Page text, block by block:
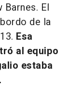
El
de la
Esa
al equipo
estaba